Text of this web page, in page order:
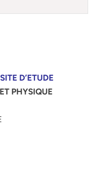
D’ETUDE
PHYSIQUE